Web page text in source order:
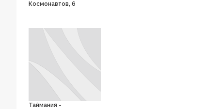
Космонавтов, 6
Таймания -